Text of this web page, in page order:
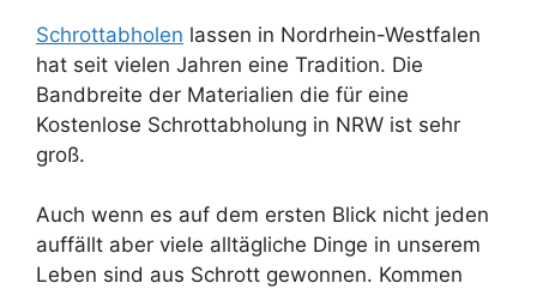
Schrottabholen lassen in Nordrhein-Westfalen
hat seit vielen Jahren eine Tradition. Die
Bandbreite der Materialien die für eine
Kostenlose Schrottabholung in NRW ist sehr
groß.
Auch wenn es auf dem ersten Blick nicht jeden
auffällt aber viele alltägliche Dinge in unserem
Leben sind aus Schrott gewonnen. Kommen